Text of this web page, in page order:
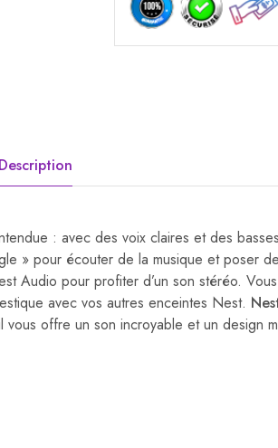
Description
: avec des voix claires et des
» pour écouter de la musique et poser
Audio pour profiter d’un son stéréo.
avec vos autres enceintes Nest.
offre un son incroyable et un design